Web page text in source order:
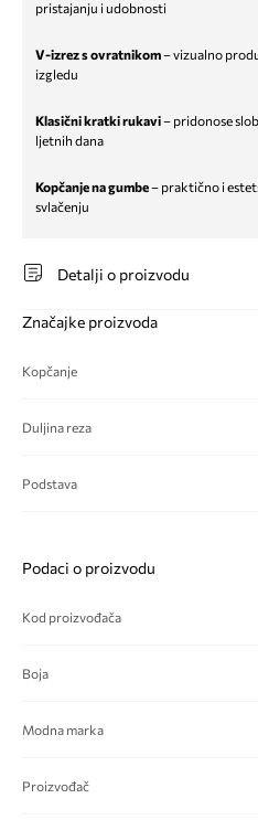
pristajanju i udobnosti
V-izrez s ovratnikom– vizualno
izgledu
Klasični kratki rukavi– pridonose
ljetnih dana
Kopčanje na gumbe– praktično i
svlačenju
Detalji o proizvodu
Značajke proizvoda
Kopčanje
Duljina reza
Podstava
Podaci o proizvodu
Kod proizvođača
Boja
Modna marka
Proizvođač